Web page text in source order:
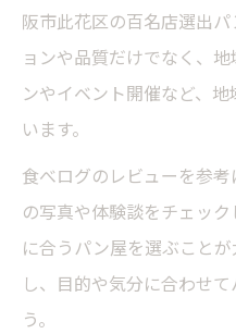
阪市此花区の百名店選出
ョンや品質だけでなく、
ンやイベント開催など、
います。
食べログのレビューを参
の写真や体験談をチェッ
に合うパン屋を選ぶこと
し、目的や気分に合わせ
う。